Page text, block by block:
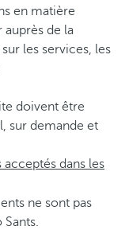
en matière
auprès de la
les services, les
doivent être
sur demande et
dans les
ne sont pas